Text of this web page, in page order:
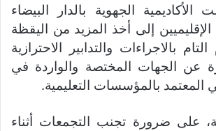
الجهوية بالدار البيضاء
إلى أخذ المزيد من اليقظة
بالاجراءات والتدابير الاحترازية
عن الجهات المختصة والواردة في
المعتمد بالمؤسسات التعليمية.
على ضرورة تجنب التجمعات أثناء